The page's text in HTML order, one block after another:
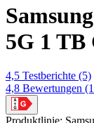
5G 1 TB
4,5 Testberichte (5)
4,8 Bewertungen